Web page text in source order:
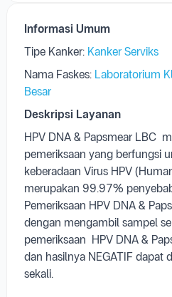
Nama Faskes: Laboratorium
Besar
Deskripsi Layanan
HPV DNA & Papsmear LBC
pemeriksaan yang berfungsi
merupakan 99.97%
Pemeriksaan HPV DNA &
dengan mengambil sampel
pemeriksaan HPV DNA &
dan hasilnya NEGATIF dapat
sekali.
Persiapan Pemeriksaan :
1. Pasien dipastikan dalam